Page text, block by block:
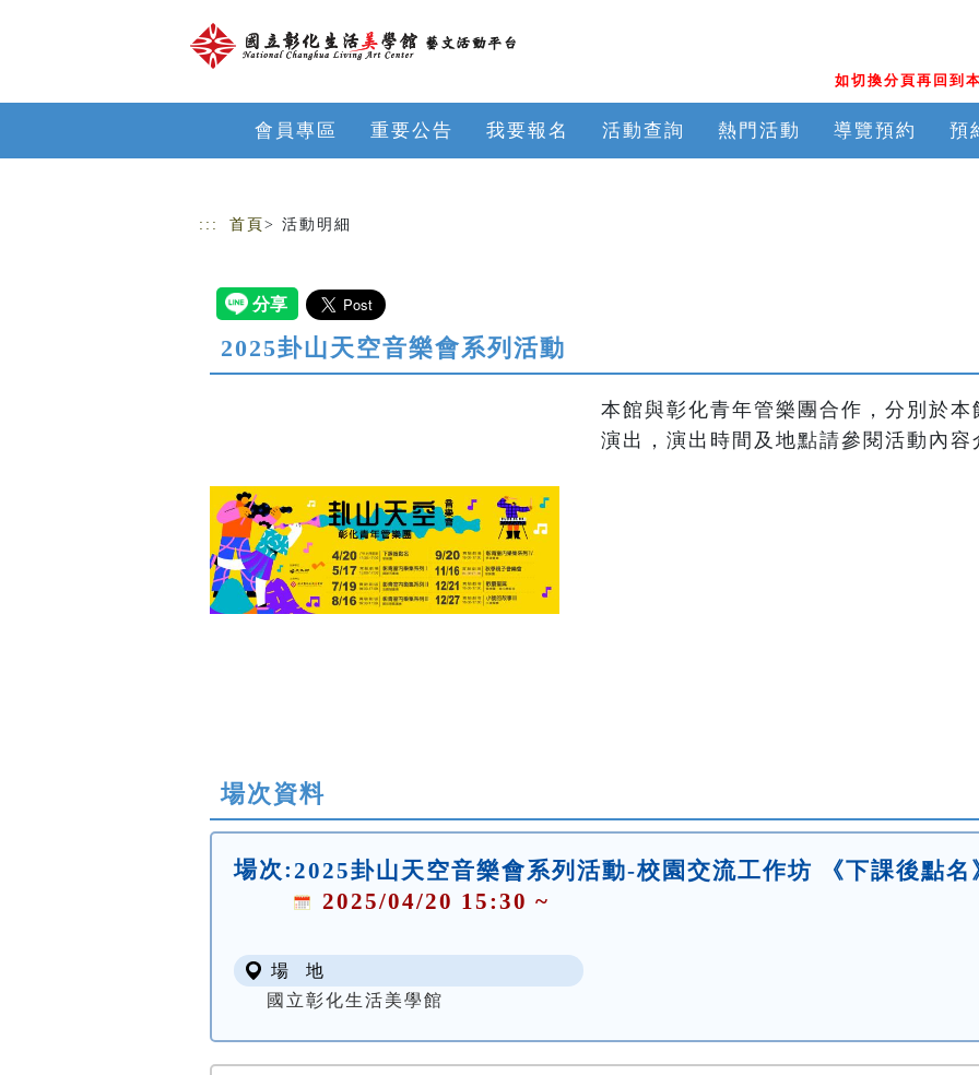
如切換分頁再回到
會員專區 重要公告 我要報名 活動查詢 熱門活動 導覽預約 預
::: 首頁 > 活動明細
2025卦山天空音樂會系列活動
本館與彰化青年管樂團合作，分別於
演出，演出時間及地點請參閱活動內容
場次資料
場次:2025卦山天空音樂會系列活動-校園交流工作坊 《下課後點名
2025/04/20 15:30 ~
場 地
國立彰化生活美學館